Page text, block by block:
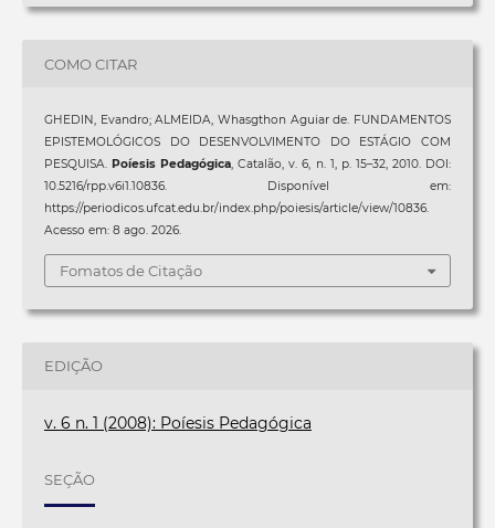
COMO CITAR
GHEDIN, Evandro; ALMEIDA, Whasgthon Aguiar de. FUNDAMENTOS
EPISTEMOLÓGICOS DO DESENVOLVIMENTO DO ESTÁGIO COM
PESQUISA. Poíesis Pedagógica, Catalão, v. 6, n. 1, p. 15–32, 2010. DOI:
10.5216/rpp.v6i1.10836. Disponível em:
https://periodicos.ufcat.edu.br/index.php/poiesis/article/view/10836.
Acesso em: 8 ago. 2026.
Fomatos de Citação
EDIÇÃO
v. 6 n. 1 (2008): Poíesis Pedagógica
SEÇÃO